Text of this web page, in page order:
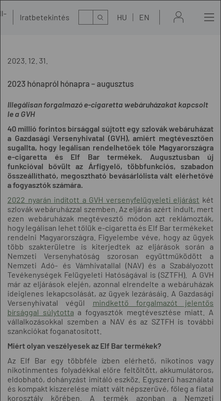
Iratbetekintés Kereső HU EN
2023. 12. 31.
2023 hónapról hónapra – augusztus
Illegálisan forgalmazó e-cigaretta webáruházakat kapcsolt
le a GVH
40 millió forintos bírsággal sújtott egy szlovák webáruházat
a Gazdasági Versenyhivatal (GVH), amiért megtévesztően
sugallta, hogy legálisan rendelhetőek tőle Magyarországra
e-cigaretta és Elf Bar termékek. Augusztusban új
funkcióval bővült az Árfigyelő, többfunkciós, szabadon
összeállítható, megosztható bevásárlólista vált elérhetővé
a fogyasztók számára.
2022 nyarán indított a GVH versenyfelügyeleti eljárást két
szlovák webáruházzal szemben. Az eljárás azért indult, mert
ezen webáruházak megtévesztő módon azt reklámozták,
hogy legálisan lehet tőlük e-cigaretta és Elf Bar termékeket
rendelni Magyarországra. Figyelembe véve, hogy az ügyek
több szakterületre is kiterjedtek az eljárások során a
Nemzeti Versenyhatóság szorosan együttműködött a
Nemzeti Adó- és Vámhivatallal (NAV) és a Szabályozott
Tevékenységek Felügyeleti Hatóságával is (SZTFH).
A GVH
már az eljárások elején, azonnal elrendelte a webáruházak
ideiglenes lekapcsolását, az ügyek lezárásáig. A Gazdasági
Versenyhivatal végül mindkettő forgalmazót jelentős
bírsággal súlytotta a fogyasztók megtévesztése miatt. A
vállalkozásokkal szemben a NAV és az SZTFH is további
szankciókat foganatosított.
Miért olyan veszélyesek az Elf Bar termékek?
Az Elf Bar egy többféle ízben elérhető, nikotinos vagy
nikotinmentes folyadékkal előre feltöltött, akkumulátoros,
eldobható, dohányzást imitáló eszköz. Egyszerű használata
és kompakt kiszerelése miatt vált népszerűvé, főleg a fiatal
korosztály körében. A termék azonban
a Nemzeti